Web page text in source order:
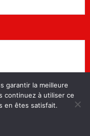
chaînes et
terminée.
garantir la meilleure
continuez à utiliser ce
en êtes satisfait.